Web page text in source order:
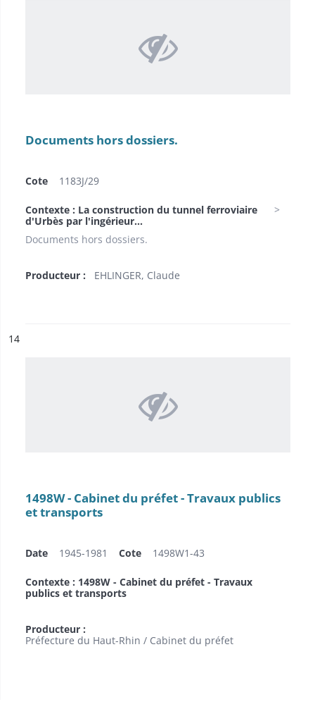
Documents hors dossiers.
Cote 1183J/29
Contexte : La construction du tunnel ferroviaire
d'Urbès par l'ingérieur...
Documents hors dossiers.
Producteur : EHLINGER, Claude
n°
14
1498W - Cabinet du préfet - Travaux publics
et transports
Date 1945-1981 Cote 1498W1-43
Contexte : 1498W - Cabinet du préfet - Travaux
publics et transports
Producteur :
Préfecture du Haut-Rhin / Cabinet du préfet